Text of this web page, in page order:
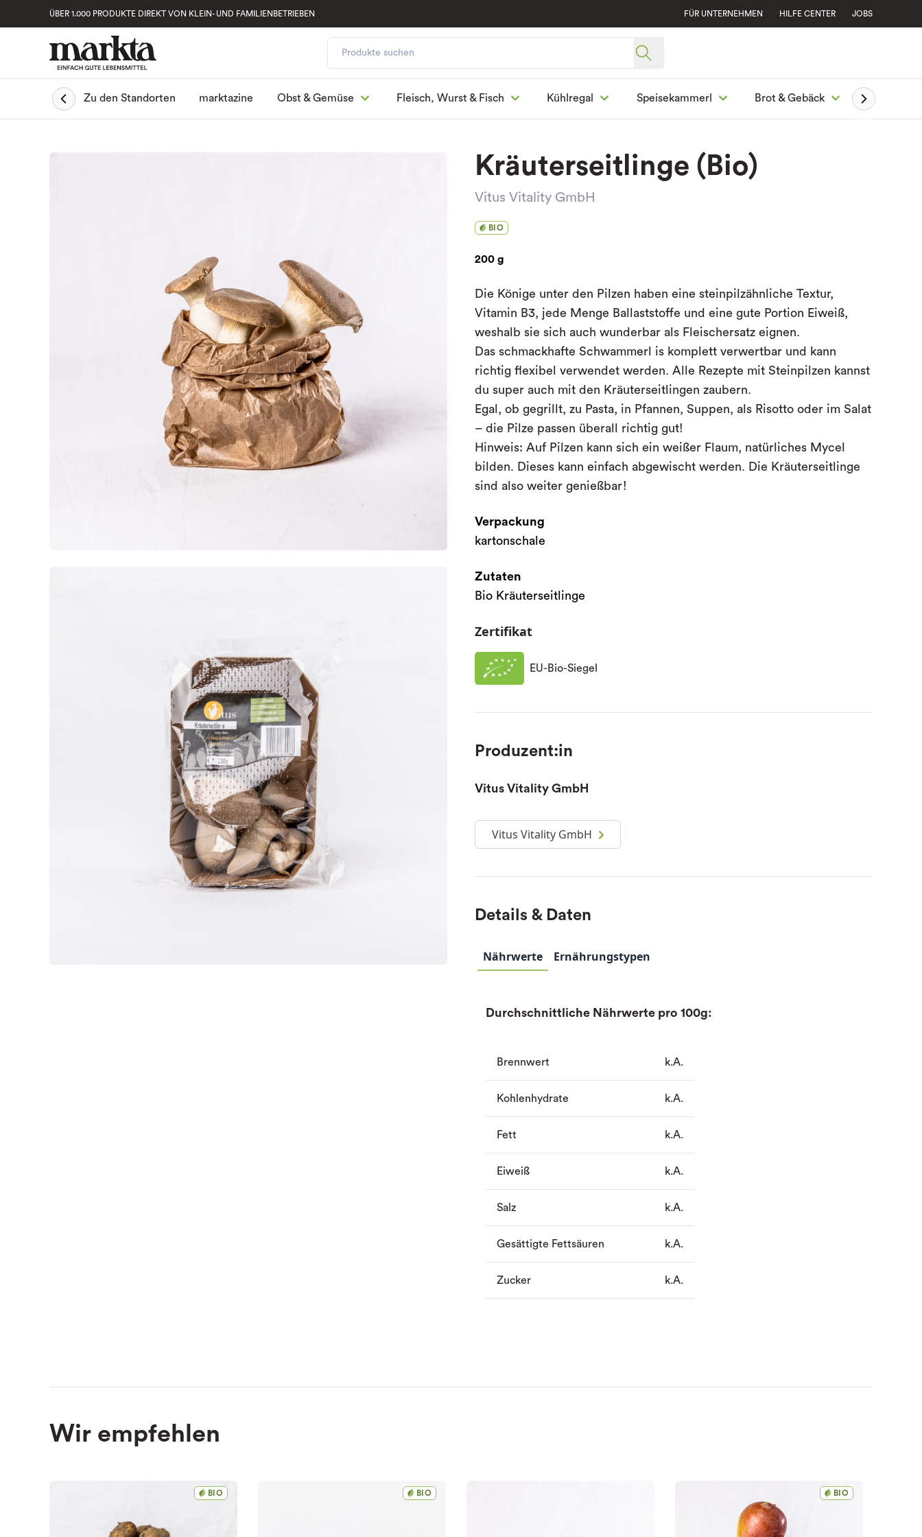
ÜBER 1.000 PRODUKTE DIREKT VON KLEIN- UND FAMILIENBETRIEBEN FÜR UNTERNEHMEN HILFE CENTER JOBS
Zu den Standorten marktazine Obst & Gemüse Fleisch, Wurst & Fisch Kühlregal Speisekammerl Brot & Gebäck
Kräuterseitlinge (Bio)
Vitus Vitality GmbH
BIO
200 g
Die Könige unter den Pilzen haben eine steinpilzähnliche Textur,
Vitamin B3, jede Menge Ballaststoffe und eine gute Portion Eiweiß,
weshalb sie sich auch wunderbar als Fleischersatz eignen.
Das schmackhafte Schwammerl is komplett verwertbar und kann
richtig flexibel verwendet werden. Alle Rezepte mit Steinpilzen kannst
du super auch mit den Kräuterseitlingen zaubern.
Egal, ob gegrillt, zu Pasta, in Pfannen, Suppen, als Risotto oder im Salat
– die Pilze passen überall richtig gut!
Hinweis: Auf Pilzen kann sich ein weißer Flaum, natürliches Mycel
bilden. Dieses kann einfach abgewischt werden. Die Kräuterseitlinge
sind also weiter genießbar!
Verpackung
kartonschale
Zutaten
Bio Kräuterseitlinge
Zertifikat
EU-Bio-Siegel
Produzent:in
Vitus Vitality GmbH
Vitus Vitality GmbH
Details & Daten
Nährwerte Ernährungstypen
Durchschnittliche Nährwerte pro 100g:
Brennwert k.A.
Kohlenhydrate k.A.
Fett k.A.
Eiweiß k.A.
Salz k.A.
Gesättigte Fettsäuren k.A.
Zucker k.A.
Wir empfehlen
BIO BIO BIO